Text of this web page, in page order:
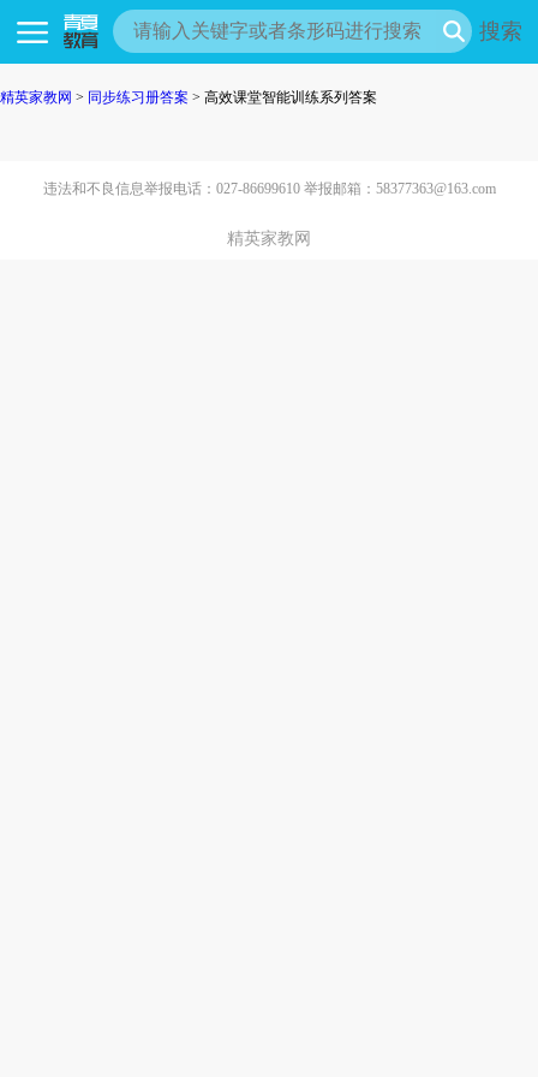
搜索
精英家教网 > 同步练习册答案 > 高效课堂智能训练系列答案
违法和不良信息举报电话：027-86699610 举报邮箱：58377363@163.com
精英家教网